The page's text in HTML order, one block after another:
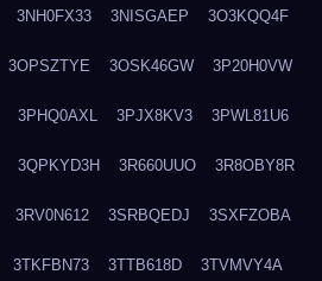
3NH0FX33 3NISGAEP 3O3KQQ4F
3OPSZTYE 3OSK46GW 3P20H0VW
3PHQ0AXL 3PJX8KV3 3PWL81U6
3QPKYD3H 3R660UUO 3R8OBY8R
3RV0N612 3SRBQEDJ 3SXFZOBA
3TKFBN73 3TTB618D 3TVMVY4A